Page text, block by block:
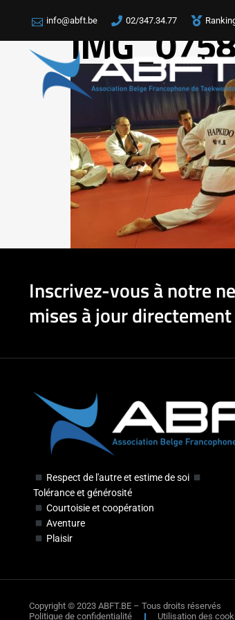
info@abft.be 02/347.34.77
IMG_0758
Inscrivez-vous à notre
mises à jour
Respect de l'autre et estime de soi
Tolérance et générosité
Courtoisie et coopération
Aventure
Plaisir
Copyright © 2023 ABFT.BE – Tous droits réservés
Politique de confidentialité
Utilisation des